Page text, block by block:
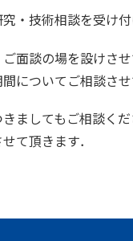
・技術相談を受け
ご面談の場を設けさ
についてご相談させ
ましてもご相談くだ
て頂きます．